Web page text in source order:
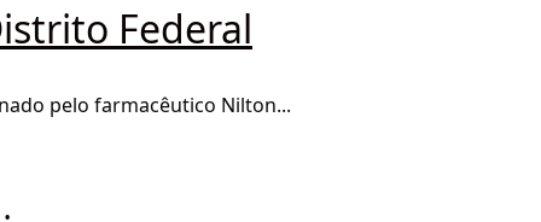
Federal
pelo farmacêutico Nilton...